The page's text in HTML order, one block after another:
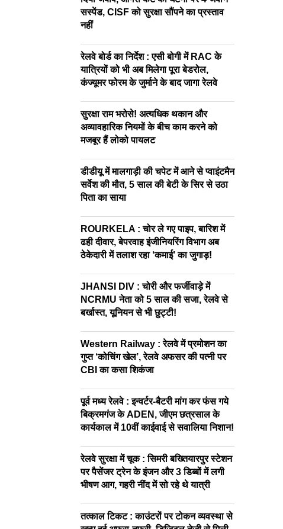
सस्पेंड, CISF को सुरक्षा सौंपने का प्रस्ताव
नहीं
रेलवे बोर्ड का निर्देश : एसी बोगी में RAC के
यात्रियों को भी अब मिलेगा पूरा बेडरोल,
कंज्यूमर फोरम के जुर्माने के बाद जागा रेलवे
सुरक्षा राम भरोसे! अत्यधिक थकान और
अव्यावहारिक नियमों के बीच काम करने को
मजबूर हैं लोको पायलट
डीडीयू में मालगाड़ी की चपेट में आने से प्वाइंटमैन
सर्वेश की मौत, 5 साल की बेटी के सिर से उठा
पिता का साया
ROURKELA : चोर ले गए पाइप, बारिश में
ढही दीवार, बेपरवाह इंजीनियरिंग विभाग अब
ठेकेदारी में तलाश रहा ‘कमाई’ का जुगाड़!
JHANSI DIV : चोरी और फर्जीवाड़े में
NCRMU नेता को 5 साल की सजा, रेलवे से
बर्खास्त, यूनियन से भी छुट्टी!
Western Railway : रेलवे में प्रमोशन का
गुप्त ‘कोचिंग खेल’, रेलवे अफसर की पत्नी पर
CBI का कसा शिकंजा
पूर्व मध्य रेलवे : इन्वर्टर-बैटरी मांग कर फंस गये
बिक्रमगंज के ADEN, जीएम छत्रसाल के
कार्यकाल में 10वीं काईवाई से सवालिया निशान!
रेलवे सुरक्षा में चूक : सिमरी बख्तियारपुर स्टेशन
पर पैसेंजर ट्रेन के इंजन और 3 डिब्बों में लगी
भीषण आग, गहरी नींद में सो रहे थे यात्री
तत्काल टिकट : काउंटरों पर टोकन व्यवस्था से